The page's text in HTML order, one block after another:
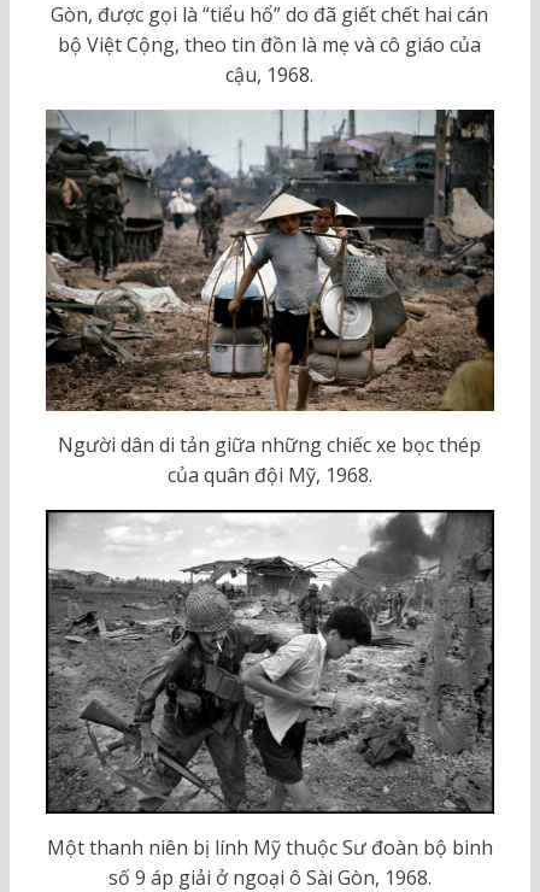
Gòn, được gọi là “tiểu hổ” do đã giết chết hai cán
bộ Việt Cộng, theo tin đồn là mẹ và cô giáo của
cậu, 1968.
Người dân di tản giữa những chiếc xe bọc thép
của quân đội Mỹ, 1968.
Một thanh niên bị lính Mỹ thuộc Sư đoàn bộ binh
số 9 áp giải ở ngoại ô Sài Gòn, 1968.